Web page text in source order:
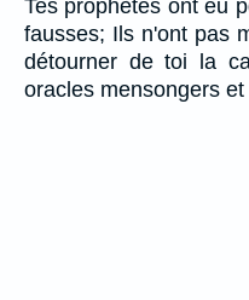
Tes prophètes ont eu
fausses; Ils n'ont pas
détourner de toi la
oracles mensongers